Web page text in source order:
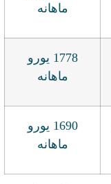
ماهانه
1778 یورو
ماهانه
1690 یورو
ماهانه